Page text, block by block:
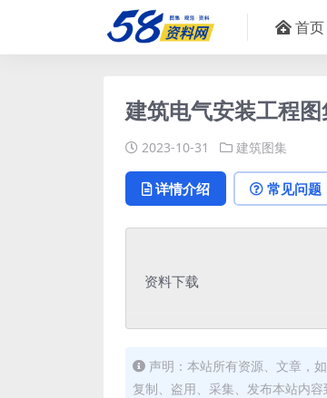
首页
建筑电气安装工程
2023-10-31 建筑图集
详情介绍 常见问题
资料下载
声明：本站所有资源、文章，
复制、盗用、采集、发布本站内